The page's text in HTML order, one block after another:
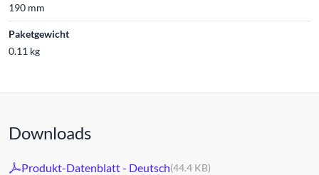
190 mm
Paketgewicht
0.11 kg
Downloads
Produkt-Datenblatt - Deutsch(44.4 KB)